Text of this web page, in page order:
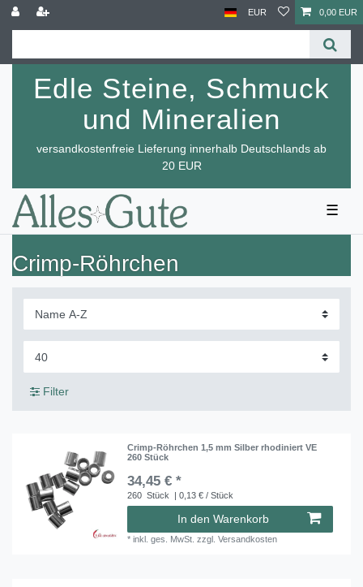
EUR 0,00 EUR
Edle Steine, Schmuck
und Mineralien
versandkostenfreie Lieferung innerhalb Deutschlands ab
20 EUR
☰
Crimp-Röhrchen
Filter
Crimp-Röhrchen 1,5 mm Silber rhodiniert VE
260 Stück
34,45 € *
260 Stück | 0,13 € / Stück
In den Warenkorb
*inkl. ges. MwSt. zzgl.Versandkosten